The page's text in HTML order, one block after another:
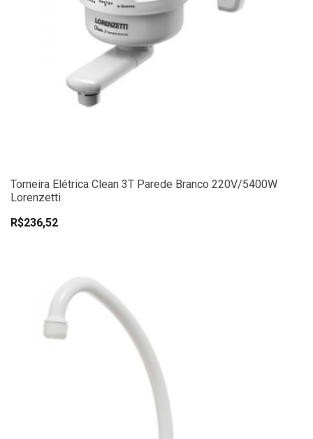
Torneira Elétrica Clean 3T Parede Branco 220V/5400W
Lorenzetti
R$236,52